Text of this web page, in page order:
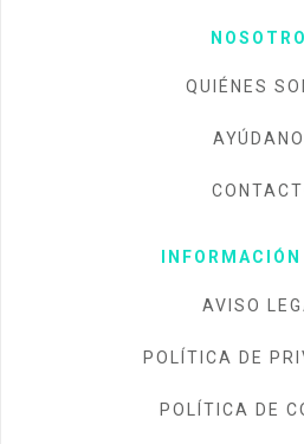
QUIÉNES
AVISO
POLÍTICA DE
POLÍTICA DE